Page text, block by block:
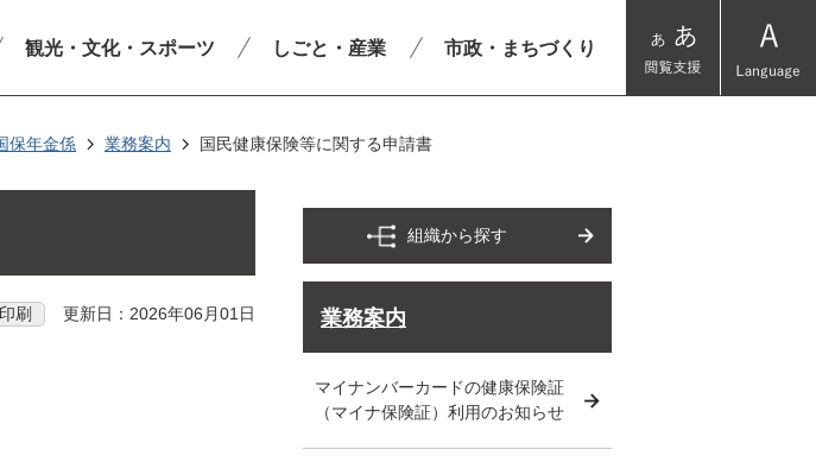
観光・文化・スポーツ しごと・産業 市政・まちづくり
保年金係 業務案内 国民健康保険等に関する申請書
刷 更新日：2026年06月01日
組織から探す
業務案内
マイナンバーカードの健康保険証
（マイナ保険証）利用のお知らせ